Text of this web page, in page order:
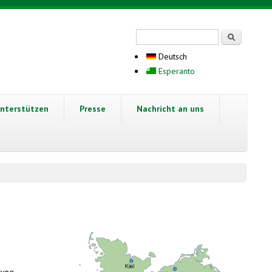
Deutsch
Esperanto
Presse Nachricht an uns